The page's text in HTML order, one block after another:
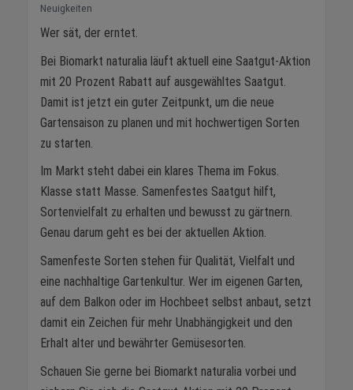
Neuigkeiten
Wer sät, der erntet.
Bei Biomarkt naturalia läuft aktuell eine Saatgut-Aktion
mit 20 Prozent Rabatt auf ausgewähltes Saatgut.
Damit ist jetzt ein guter Zeitpunkt, um die neue
Gartensaison zu planen und mit hochwertigen Sorten
zu starten.
Im Markt steht dabei ein klares Thema im Fokus.
Klasse statt Masse. Samenfestes Saatgut hilft,
Sortenvielfalt zu erhalten und bewusst zu gärtnern.
Genau darum geht es bei der aktuellen Aktion.
Samenfeste Sorten stehen für Qualität, Vielfalt und
eine nachhaltige Gartenkultur. Wer im eigenen Garten,
auf dem Balkon oder im Hochbeet selbst anbaut, setzt
damit ein Zeichen für mehr Unabhängigkeit und den
Erhalt alter und bewährter Gemüsesorten.
Schauen Sie gerne bei Biomarkt naturalia vorbei und